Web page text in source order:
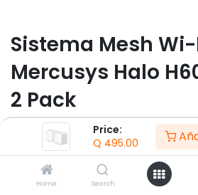
Price:
Q 495.00
Home Search
Sistema Mesh Wi-
Mercusys Halo
2 Pack
(0 reseña)
- Velocidades Wi-Fi 6 de hasta
en 5 GHz y 300 Mbps en 2.4 GHz
- Roaming sin interrupciones con